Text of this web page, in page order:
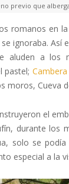
previo que
romanos en
ignoraba. Así
aluden a los
pastel;
moros, Cueva
el
durante los
solo se podía
especial a la